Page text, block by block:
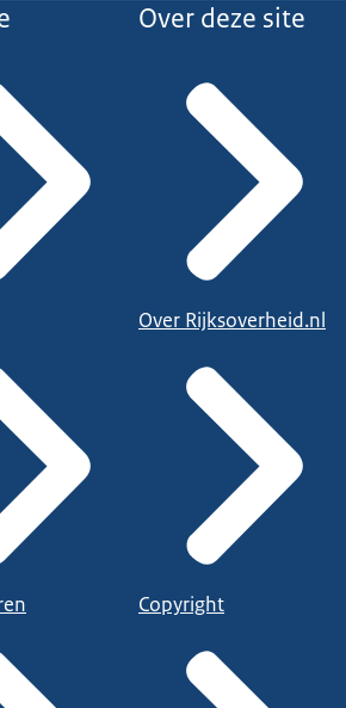
Over deze site
Over Rijksoverheid.nl
Copyright